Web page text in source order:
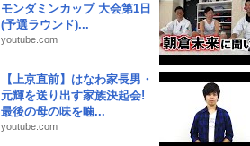
モンダミンカップ 大会第1日
(予選ラウンド)...
youtube.com
【上京直前】はなわ家長男・
元輝を送り出す家族決起会!
最後の母の味を噛...
youtube.com